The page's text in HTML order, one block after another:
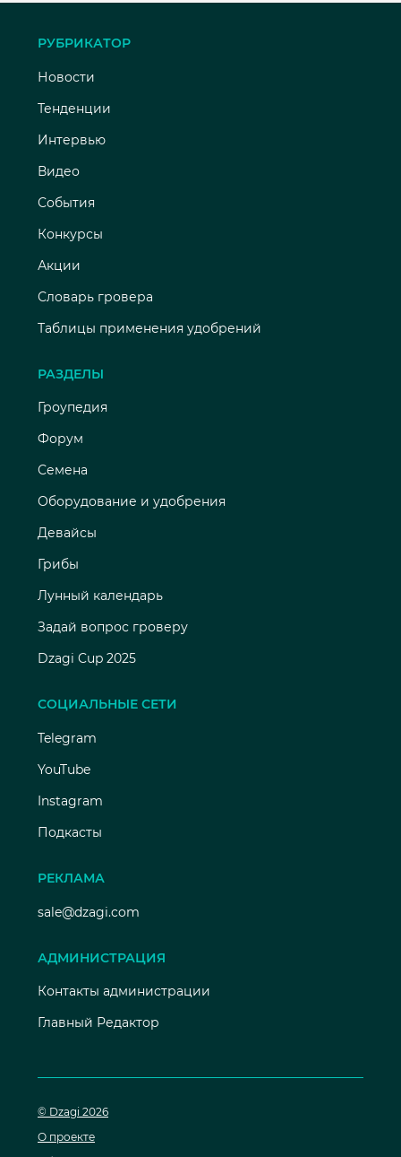
РУБРИКАТОР
Новости
Тенденции
Интервью
Видео
События
Конкурсы
Акции
Словарь гровера
Таблицы применения удобрений
РАЗДЕЛЫ
Гроупедия
Форум
Семена
Оборудование и удобрения
Девайсы
Грибы
Лунный календарь
Задай вопрос гроверу
Dzagi Cup 2025
СОЦИАЛЬНЫЕ СЕТИ
Telegram
YouTube
Instagram
Подкасты
РЕКЛАМА
sale@dzagi.com
АДМИНИСТРАЦИЯ
Контакты администрации
Главный Редактор
© Dzagi 2026
О проекте